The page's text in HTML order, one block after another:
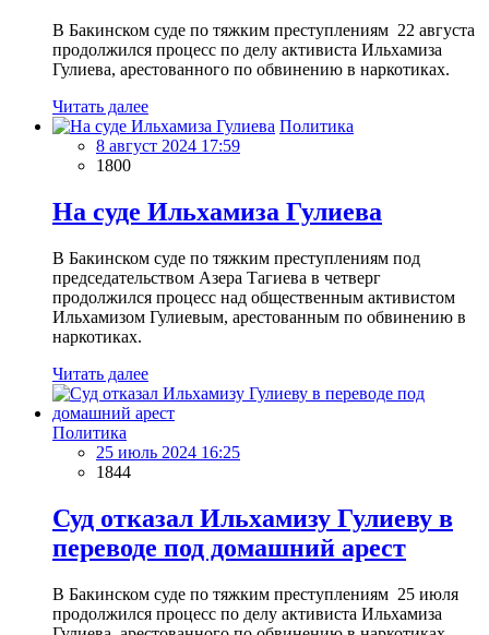
В Бакинском суде по тяжким преступлениям 22 августа
продолжился процесс по делу активиста Ильхамиза
Гулиева, арестованного по обвинению в наркотиках.
Читать далее
Политика
8 август 2024 17:59
1800
На суде Ильхамиза Гулиева
В Бакинском суде по тяжким преступлениям под
председательством Азера Тагиева в четверг
продолжился процесс над общественным активистом
Ильхамизом Гулиевым, арестованным по обвинению в
наркотиках.
Читать далее
Политика
25 июль 2024 16:25
1844
Суд отказал Ильхамизу Гулиеву в
переводе под домашний арест
В Бакинском суде по тяжким преступлениям 25 июля
продолжился процесс по делу активиста Ильхамиза